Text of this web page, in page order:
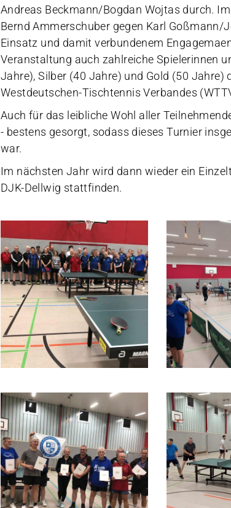
Andreas Beckmann/Bogdan Wojtas durch.
Bernd Ammerschuber gegen Karl
Einsatz und damit verbundenem
Veranstaltung auch zahlreiche Spielerinnen
Jahre), Silber (40 Jahre) und Gold (50 Jahre)
Westdeutschen-Tischtennis Verbandes
Auch für das leibliche Wohl aller
- bestens gesorgt, sodass dieses Turnier
war.
Im nächsten Jahr wird dann wieder ein
DJK-Dellwig stattfinden.